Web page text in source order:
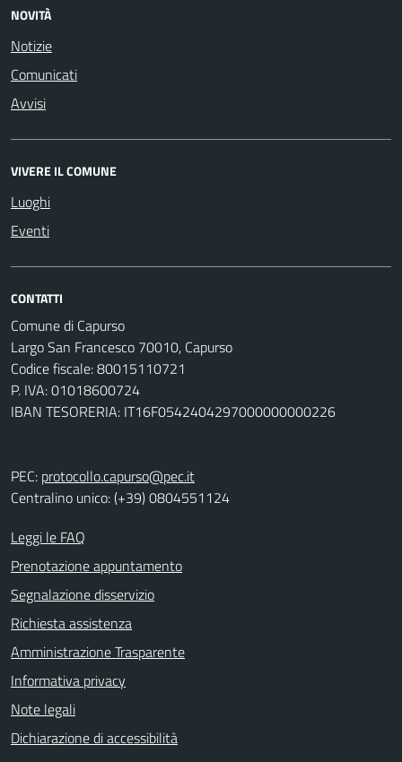
NOVITÀ
Notizie
Comunicati
Avvisi
VIVERE IL COMUNE
Luoghi
Eventi
CONTATTI
Comune di Capurso
Largo San Francesco 70010, Capurso
Codice fiscale: 80015110721
P. IVA: 01018600724
IBAN TESORERIA: IT16F0542404297000000000226
PEC: protocollo.capurso@pec.it
Centralino unico: (+39) 0804551124
Leggi le FAQ
Prenotazione appuntamento
Segnalazione disservizio
Richiesta assistenza
Amministrazione Trasparente
Informativa privacy
Note legali
Dichiarazione di accessibilità